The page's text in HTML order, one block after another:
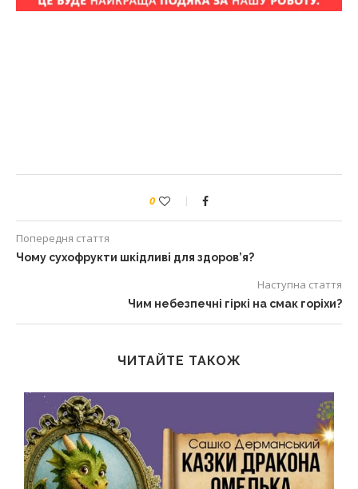
0
Попередня стаття
Чому сухофрукти шкідливі для здоров’я?
Наступна стаття
Чим небезпечні гіркі на смак горіхи?
ЧИТАЙТЕ ТАКОЖ